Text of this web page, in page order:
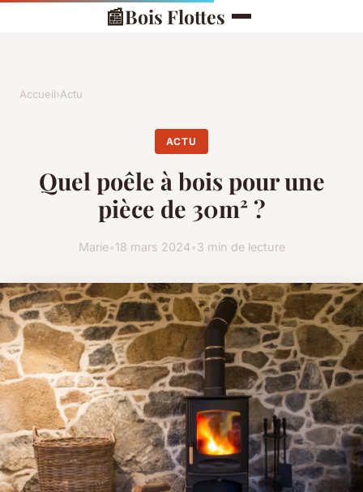
📰Bois Flottes
Accueil›Actu
ACTU
Quel poêle à bois pour une
pièce de 30m² ?
Marie•18 mars 2024•3 min de lecture